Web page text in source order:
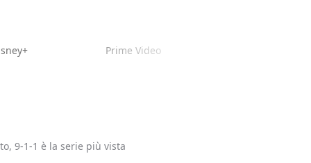
Prime Video
9-1-1 è la serie più vista